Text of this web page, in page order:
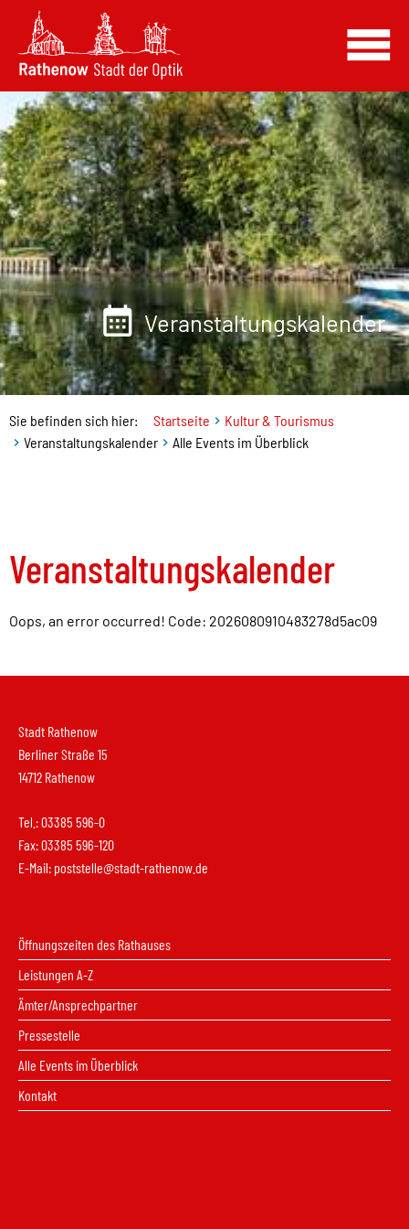
Veranstaltungskalender
Sie befinden sich hier: Startseite
Kultur & Tourismus
Veranstaltungskalender
Alle Events im Überblick
Veranstaltungskalender
Oops, an error occurred! Code: 2026080910483278d5ac09
Stadt Rathenow
Berliner Straße 15
14712 Rathenow
Tel.: 03385 596-0
Fax: 03385 596-120
E-Mail: poststelle@stadt-rathenow.de
Öffnungszeiten des Rathauses
Leistungen A-Z
Ämter/Ansprechpartner
Pressestelle
Alle Events im Überblick
Kontakt